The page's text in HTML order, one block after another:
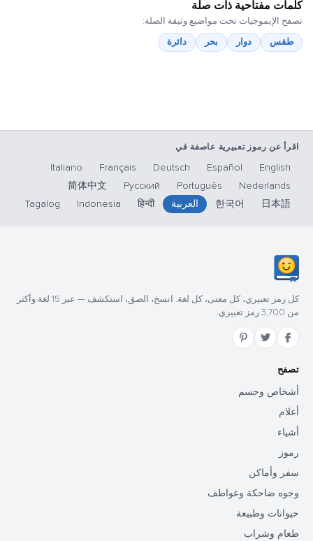
كلمات مفتاحية ذات صلة
تصفح الإيموجيات تحت مواضيع وثيقة الصلة:
طقس
دوار بحر دائرة
اقرأ عن رموز تعبيرية عاصفة في
English
Español
Deutsch
Français
Italiano
Nederlands
Português
Русский
简体中文
日本語
한국어 العربية हिन्दी
Indonesia
Tagalog
كل رمز تعبيري، كل معنى، كل لغة. انسخ، الصق، استكشف — عبر 15 لغة وأكثر
من 3,700 رمز تعبيري.
تصفح
أشخاص وجسم
أعلام
أشياء
رموز
سفر وأماكن
وجوه ضاحكة وعواطف
حيوانات وطبيعة
طعام وشراب